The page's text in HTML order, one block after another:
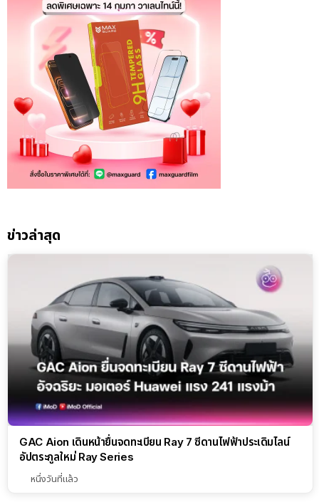
ข่าวล่าสุด
GAC Aion เดินหน้ายื่นจดทะเบียน Ray 7 ซีดานไฟฟ้าประเดิมไลน์
อัปตระกูลใหม่ Ray Series
หนึ่งวันที่แล้ว